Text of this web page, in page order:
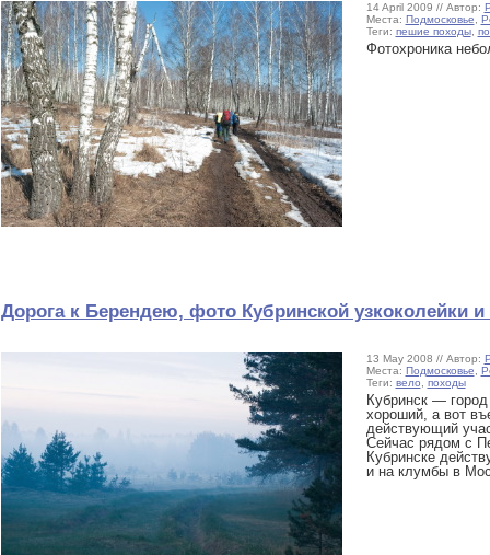
14 April 2009 // Автор:
Места: Подмосковье
Теги: пешие походы,
Фотохроника
Дорога к Берендею, фото Кубринской узкоколейки
13 May 2008 // Автор:
Места: Подмосковье
Теги: вело походы
Кубринск —
хороший, а вот
действующий
Сейчас рядом с
Кубринске
и на клумбы в